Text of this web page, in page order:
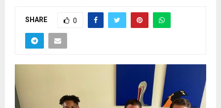
SHARE 0